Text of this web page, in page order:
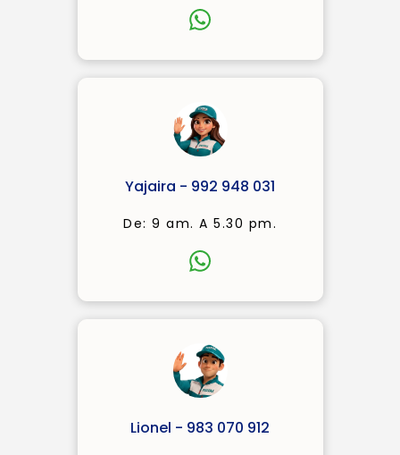
Yajaira - 992 948 031
De: 9 am. A 5.30 pm.
Lionel - 983 070 912